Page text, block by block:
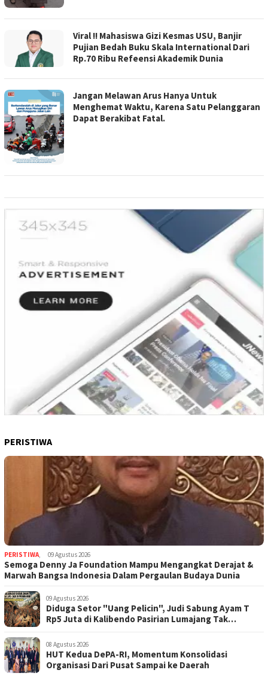
Viral !! Mahasiswa Gizi Kesmas USU, Banjir
Pujian Bedah Buku Skala International Dari
Rp.70 Ribu Refeensi Akademik Dunia
Jangan Melawan Arus Hanya Untuk
Menghemat Waktu, Karena Satu Pelanggaran
Dapat Berakibat Fatal.
PERISTIWA
PERISTIWA, 09 Agustus 2026
Semoga Denny Ja Foundation Mampu Mengangkat Derajat &
Marwah Bangsa Indonesia Dalam Pergaulan Budaya Dunia
09 Agustus 2026
Diduga Setor "Uang Pelicin", Judi Sabung Ayam T
Rp5 Juta di Kalibendo Pasirian Lumajang Tak
08 Agustus 2026
HUT Kedua DePA-RI, Momentum Konsolidasi
Organisasi Dari Pusat Sampai ke Daerah